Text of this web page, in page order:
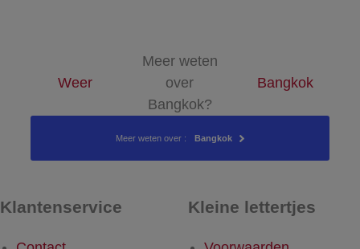
Weer
Meer weten
over
Bangkok?
Bangkok
Meer weten over : Bangkok
Klantenservice Kleine lettertjes